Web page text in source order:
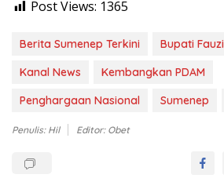
Post Views: 1365
Berita Sumenep Terkini Bupati Fauzi
Kanal News
Kembangkan PDAM
Penghargaan Nasional
Sumenep
Penulis: Hil Editor: Obet